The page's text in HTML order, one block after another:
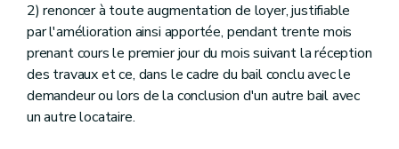
2) renoncer à toute augmentation de loyer, justifiable
par l'amélioration ainsi apportée, pendant trente mois
prenant cours le premier jour du mois suivant la réception
des travaux et ce, dans le cadre du bail conclu avec le
demandeur ou lors de la conclusion d'un autre bail avec
un autre locataire.